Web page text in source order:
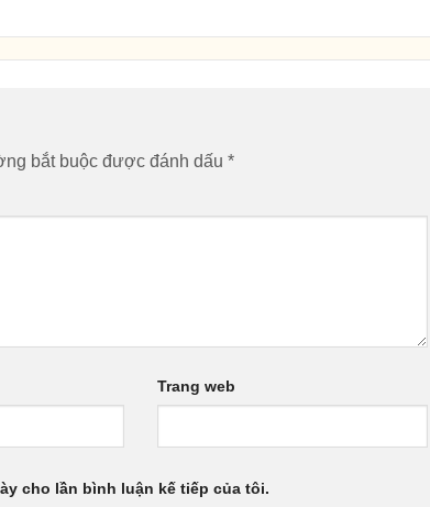
bắt buộc được đánh dấu *
Trang web
cho lần bình luận kế tiếp của tôi.